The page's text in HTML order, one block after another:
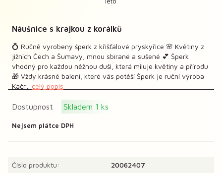
Náušnice s krajkou z korálků
💍 Ručně vyrobený šperk z křišťálové pryskyřice 🌸 Květiny z
jižních Čech a Šumavy, mnou sbírané a sušené 💕 Šperk
vhodný pro každou něžnou duši, která miluje květiny a přírodu
🎁 Vždy krásné balení, které vás potěší Šperk je ruční výroba
Kačr... celý popis
Dostupnost Skladem 1 ks
Nejsem plátce DPH
Číslo produktu:
20062407